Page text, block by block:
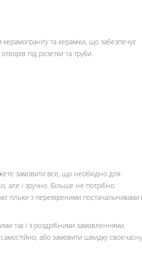
та кераміки, що забезпечує
під розетки та труби.
замовити все, що необхідно для
але і зручно. Більше не потрібно
тільки з перевіреними постачальниками і
так і з роздрібними замовленнями.
або замовити швидку своєчасну